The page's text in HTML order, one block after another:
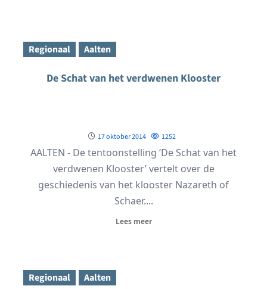
Regionaal Aalten
De Schat van het verdwenen Klooster
17 oktober 2014 1252
AALTEN - De tentoonstelling ‘De Schat van het
verdwenen Klooster’ vertelt over de
geschiedenis van het klooster Nazareth of
Schaer....
Lees meer
Regionaal Aalten